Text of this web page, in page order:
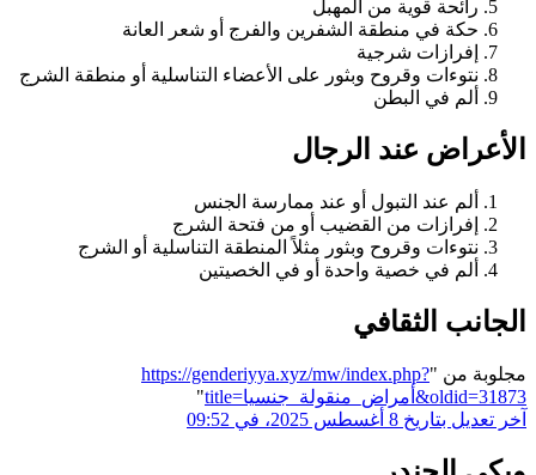
رائحة قوية من المهبل
حكة في منطقة الشفرين والفرج أو شعر العانة
إفرازات شرجية
نتوءات وقروح وبثور على الأعضاء التناسلية أو منطقة الشرج
ألم في البطن
الأعراض عند الرجال
ألم عند التبول أو عند ممارسة الجنس
إفرازات من القضيب أو من فتحة الشرج
نتوءات وقروح وبثور مثلاً المنطقة التناسلية أو الشرج
ألم في خصية واحدة أو في الخصيتين
الجانب الثقافي
مجلوبة من "https://genderiyya.xyz/mw/index.php?
title=أمراض_منقولة_جنسيا&oldid=31873
"
آخر تعديل بتاريخ 8 أغسطس 2025، في 09:52